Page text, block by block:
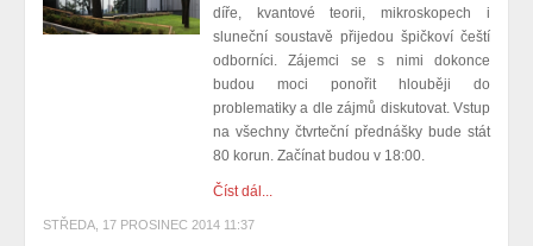
díře, kvantové teorii, mikroskopech i
sluneční soustavě přijedou špičkoví čeští
odborníci. Zájemci se s nimi dokonce
budou moci ponořit hlouběji do
problematiky a dle zájmů diskutovat. Vstup
na všechny čtvrteční přednášky bude stát
80 korun. Začínat budou v 18:00.
Číst dál...
STŘEDA, 17 PROSINEC 2014 11:37